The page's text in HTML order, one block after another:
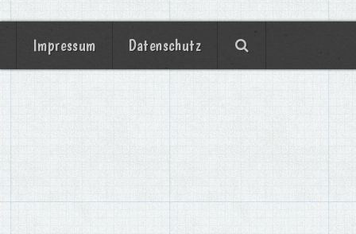
Impressum Datenschutz